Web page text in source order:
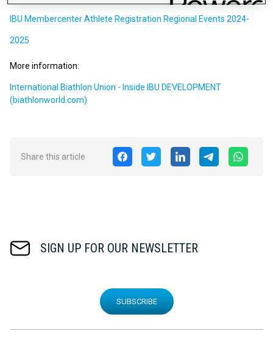
IBU Membercenter Athlete Registration Regional Events 2024-
2025
More information:
International Biathlon Union - Inside IBU DEVELOPMENT
(biathlonworld.com)
Share this article
SIGN UP FOR OUR NEWSLETTER
SUBSCRIBE